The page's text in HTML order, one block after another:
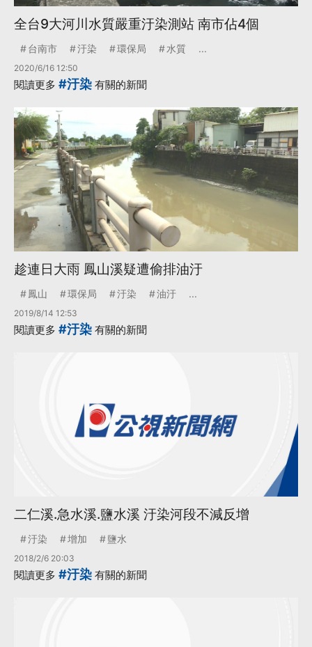
全台9大河川水質嚴重汙染測站 南市佔4個
台南市 汙染 環保局 水質 ...
2020/6/16 12:50
閱讀更多 #汙染 有關的新聞
趁連日大雨 鳳山溪疑遭偷排油汙
鳳山 環保局 汙染 油汙 ...
2019/8/14 12:53
閱讀更多 #汙染 有關的新聞
二仁溪.急水溪.鹽水溪 汙染河段不減反增
汙染 增加 鹽水
2018/2/6 20:03
閱讀更多 #汙染 有關的新聞